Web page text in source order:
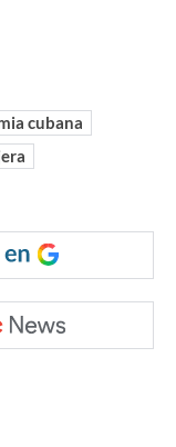
cubana